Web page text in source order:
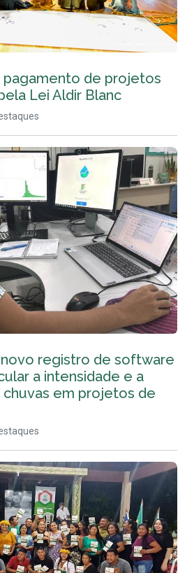
pagamento de projetos
Lei Aldir Blanc
novo registro de software
a intensidade e a
chuvas em projetos de